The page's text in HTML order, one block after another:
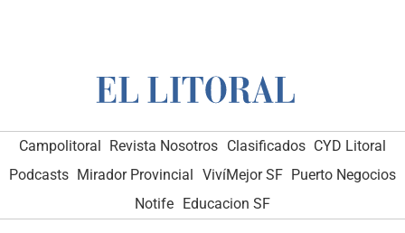
Campolitoral Revista Nosotros Clasificados CYD Litoral
Podcasts Mirador Provincial VivíMejor SF Puerto Negocios
Notife
Educacion SF